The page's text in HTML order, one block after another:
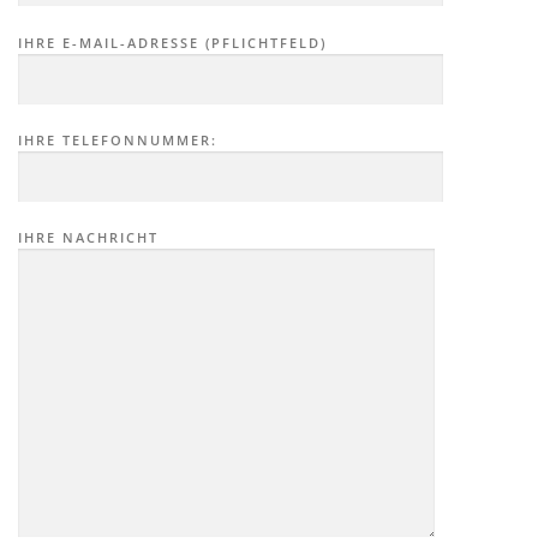
IHRE E-MAIL-ADRESSE (PFLICHTFELD)
IHRE TELEFONNUMMER:
IHRE NACHRICHT